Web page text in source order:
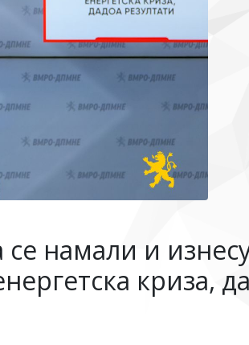
се намали и
криза,